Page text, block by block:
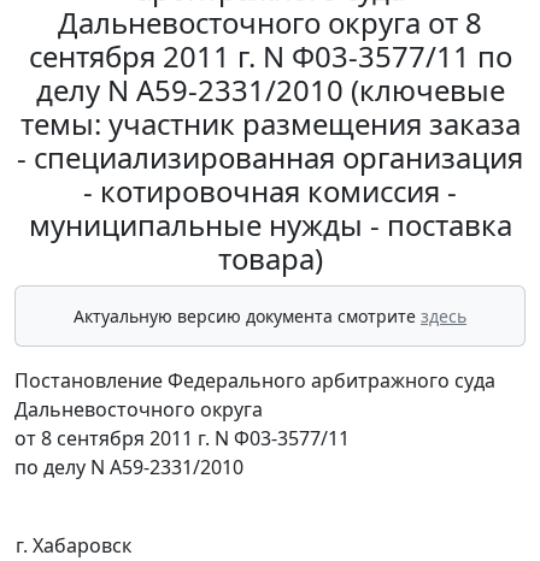
Дальневосточного округа от 8
сентября 2011 г. N Ф03-3577/11 по
делу N А59-2331/2010 (ключевые
темы: участник размещения заказа
- специализированная организация
- котировочная комиссия -
муниципальные нужды - поставка
товара)
Актуальную версию документа смотрите здесь
Постановление Федерального арбитражного суда
Дальневосточного округа
от 8 сентября 2011 г. N Ф03-3577/11
по делу N А59-2331/2010
г. Хабаровск